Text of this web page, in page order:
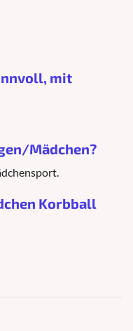
mit
Mädchen?
Korbball